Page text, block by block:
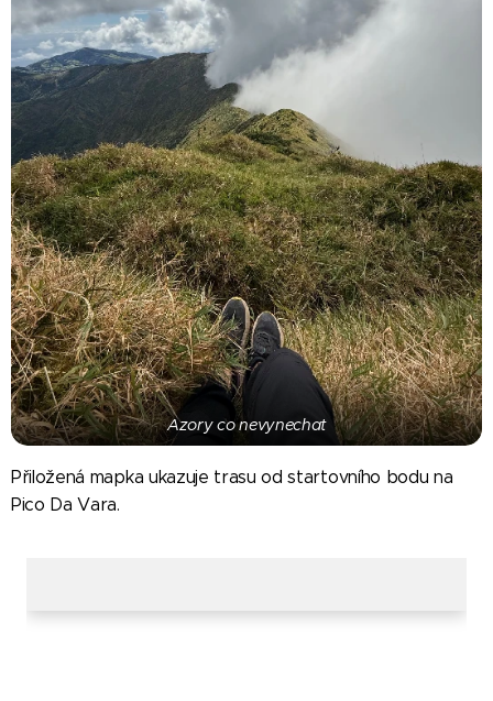
Azory co nevynechat
Přiložená mapka ukazuje trasu od startovního bodu na
Pico Da Vara.